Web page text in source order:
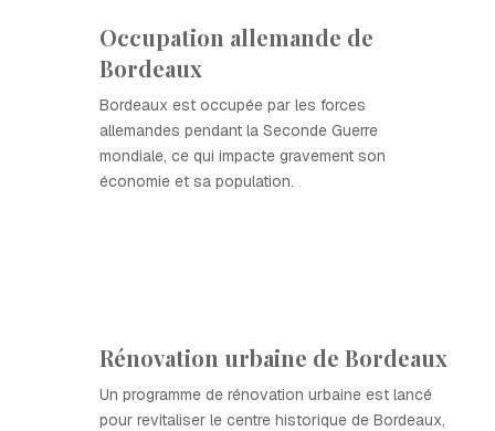
Occupation allemande de
Bordeaux
Bordeaux est occupée par les forces
allemandes pendant la Seconde Guerre
mondiale, ce qui impacte gravement son
économie et sa population.
Rénovation urbaine de Bordeaux
Un programme de rénovation urbaine est lancé
pour revitaliser le centre historique de Bordeaux,